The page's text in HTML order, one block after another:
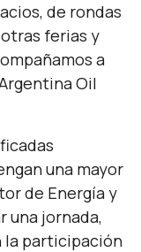
de rondas
ferias y
a
Oil
una mayor
de Energía y
una jornada,
la participación